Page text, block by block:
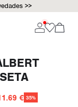
>>
€ 35%